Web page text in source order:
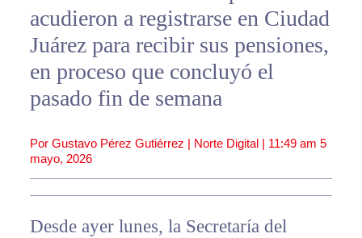
acudieron a registrarse en Ciudad
Juárez para recibir sus pensiones,
en proceso que concluyó el
pasado fin de semana
Por Gustavo Pérez Gutiérrez | Norte Digital | 11:49 am 5
mayo, 2026
Desde ayer lunes, la Secretaría del